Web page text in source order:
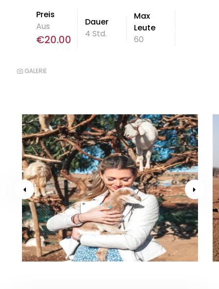
Preis
Aus
€20.00
Dauer
4 Std.
Max
Leute
60
GALERIE